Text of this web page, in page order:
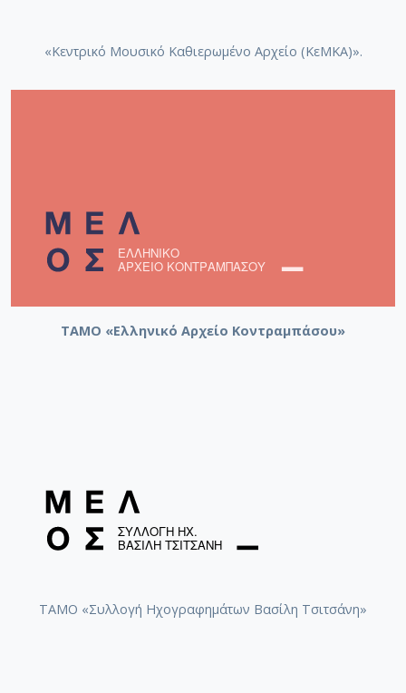
«Κεντρικό Μουσικό Καθιερωμένο Αρχείο (ΚεΜΚΑ)».
ΤΑΜΟ «Ελληνικό Αρχείο Κοντραμπάσου»
ΤΑΜΟ «Συλλογή Ηχογραφημάτων Βασίλη Τσιτσάνη»